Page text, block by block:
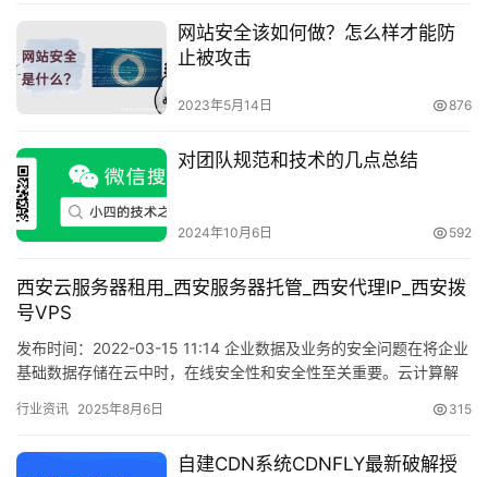
网站安全该如何做？怎么样才能防
止被攻击
2023年5月14日 876
对团队规范和技术的几点总结
2024年10月6日 592
西安云服务器租用_西安服务器托管_西安代理IP_西安拨
号VPS
发布时间：2022-03-15 11:14 企业数据及业务的安全问题在将企业
基础数据存储在云中时，在线安全性和安全性至关重要。云计算解
行业资讯 2025年8月6日 315
自建CDN系统CDNFLY最新破解授